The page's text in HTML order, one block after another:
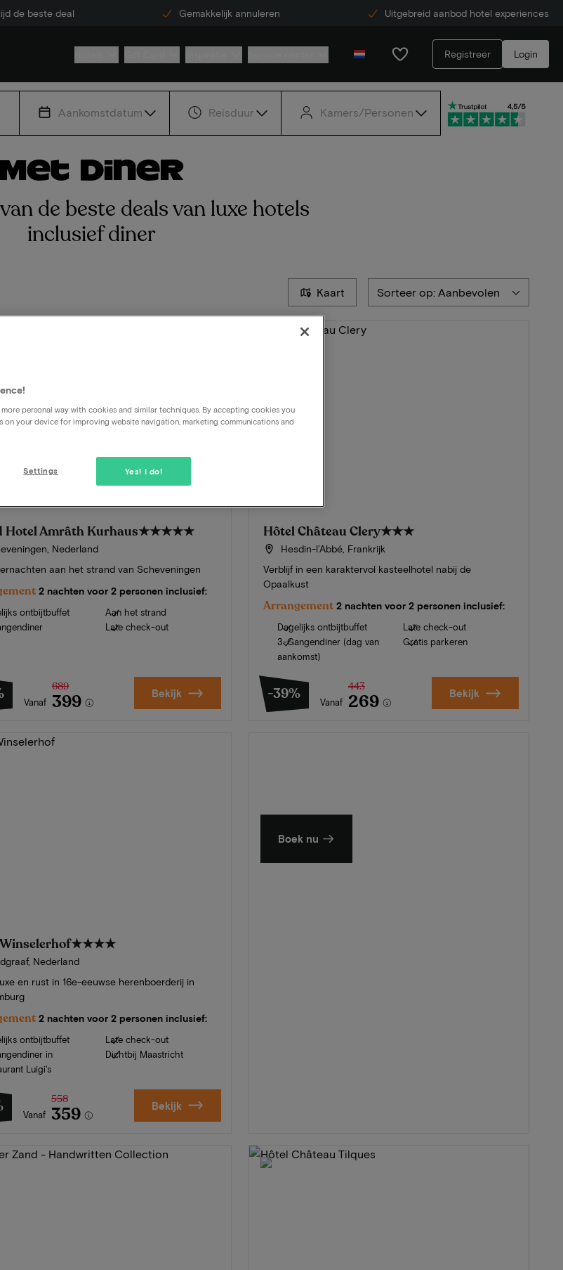
de beste deal Gemakkelijk annuleren Uitgebreid aanbod hotel experiences
Registreer Login
Aankomstdatum Reisduur Kamers/Personen
Met diner
de beste deals van luxe hotels
inclusief diner
Kaart Sorteer op: Aanbevolen
Hotel Amrâth Kurhaus★★★★★
Nederland
aan het strand van Scheveningen
2 nachten voor 2 personen inclusief:
ontbijtbuffet
Aan het strand
Late check-out
Vanaf
689
399 Bekijk
Hôtel Château Clery★★★
Hesdin-l’Abbé, Frankrijk
Verblijf in een karaktervol kasteelhotel nabij de
Opaalkust
Arrangement 2 nachten voor 2 personen inclusief:
Dagelijks ontbijtbuffet
3-Gangendiner (dag van
aankomst)
Late check-out
Gratis parkeren
-39% Vanaf
443
269 Bekijk
★★★★
Nederland
en rust in 16e-eeuwse herenboerderij in
2 nachten voor 2 personen inclusief:
ontbijtbuffet
in
Luigi's
Late check-out
Dichtbij Maastricht
Vanaf
558
359 Bekijk
Boek nu
personal way with cookies and similar techniques. By accepting cookies you
your device for improving website navigation, marketing communications and
Yes! I do!
Settings